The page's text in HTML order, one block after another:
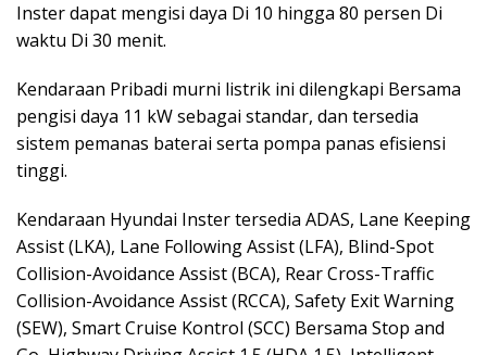
Inster dapat mengisi daya Di 10 hingga 80 persen Di
waktu Di 30 menit.
Kendaraan Pribadi murni listrik ini dilengkapi Bersama
pengisi daya 11 kW sebagai standar, dan tersedia
sistem pemanas baterai serta pompa panas efisiensi
tinggi.
Kendaraan Hyundai Inster tersedia ADAS, Lane Keeping
Assist (LKA), Lane Following Assist (LFA), Blind-Spot
Collision-Avoidance Assist (BCA), Rear Cross-Traffic
Collision-Avoidance Assist (RCCA), Safety Exit Warning
(SEW), Smart Cruise Kontrol (SCC) Bersama Stop and